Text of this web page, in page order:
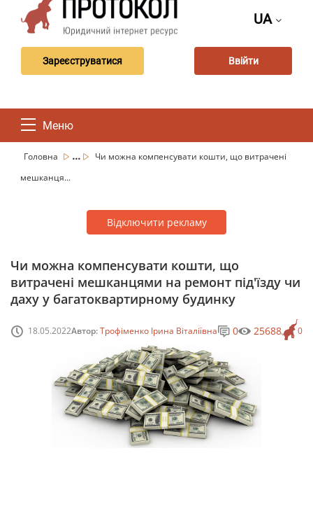
UA
Зареєструватися Ввійти
Меню
Головна ...
Чи можна компенсувати кошти, що витрачені
мешканця...
Відключити рекламу
Чи можна компенсувати кошти, що
витрачені мешканцями на ремонт під'їзду чи
даху у багатоквартирному будинку
18.05.2022Автор:Трофіменко Ірина Віталіївна 0
0 25688